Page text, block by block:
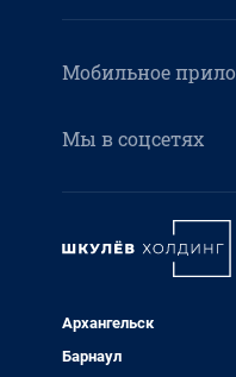
Мобильное
Мы в соцсетях
Архангельск
Барнаул